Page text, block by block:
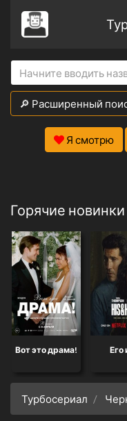
🔎 Расширенный
Я смотрю
Горячие новинки
Вот это драма! Его
Турбосериал